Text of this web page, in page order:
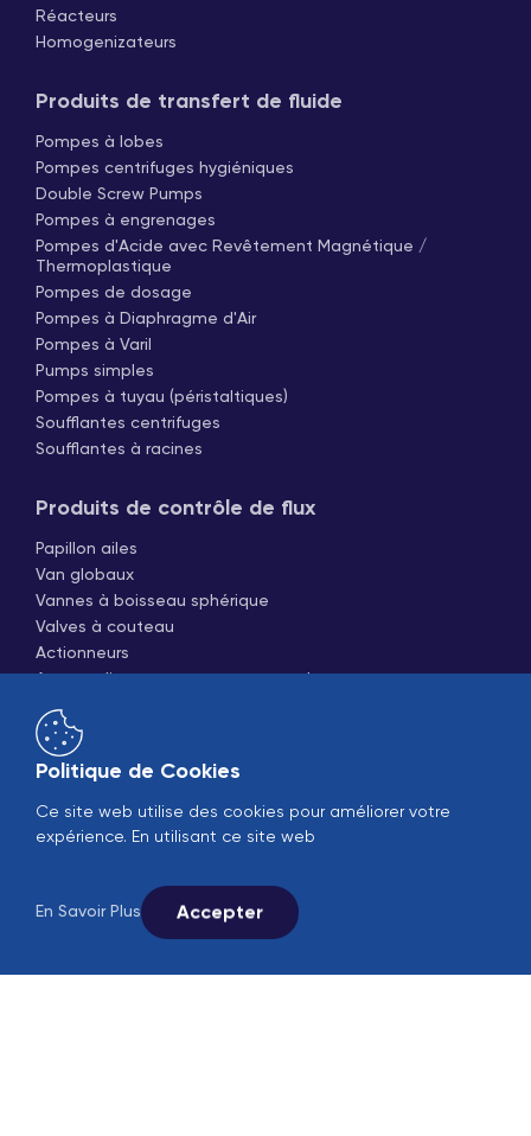
Réacteurs
Homogenizateurs
Produits de transfert de fluide
Pompes à lobes
Pompes centrifuges hygiéniques
Double Screw Pumps
Pompes à engrenages
Pompes d'Acide avec Revêtement Magnétique /
Thermoplastique
Pompes de dosage
Pompes à Diaphragme d'Air
Pompes à Varil
Pumps simples
Pompes à tuyau (péristaltiques)
Soufflantes centrifuges
Soufflantes à racines
Produits de contrôle de flux
Papillon ailes
Van globaux
Vannes à boisseau sphérique
Valves à couteau
Actionneurs
Attrape-limaces et nettoyants sales
Vannes à piston pneumatiques
Systèmes d'énergie
Chaudières domestiques et industrielles
Générateurs de vapeur
Tours de refroidissement
Politique de Cookies
Ce site web utilise des cookies pour améliorer votre
expérience. En utilisant ce site web
En Savoir Plus Accepter